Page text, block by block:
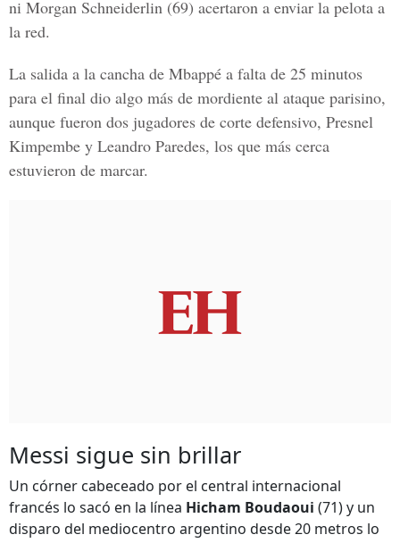
ni Morgan Schneiderlin (69) acertaron a enviar la pelota a
la red.
La salida a la cancha de Mbappé a falta de 25 minutos
para el final dio algo más de mordiente al ataque parisino,
aunque fueron dos jugadores de corte defensivo, Presnel
Kimpembe y Leandro Paredes, los que más cerca
estuvieron de marcar.
Messi sigue sin brillar
Un córner cabeceado por el central internacional
francés lo sacó en la línea Hicham Boudaoui (71) y un
disparo del mediocentro argentino desde 20 metros lo